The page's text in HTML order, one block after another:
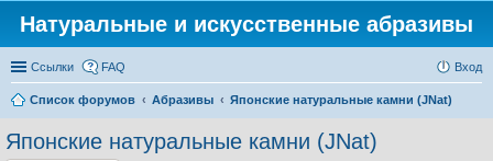
Натуральные и искусственные абразивы
Ссылки FAQ Вход
Список форумов Абразивы Японские натуральные камни (JNat)
Японские натуральные камни (JNat)